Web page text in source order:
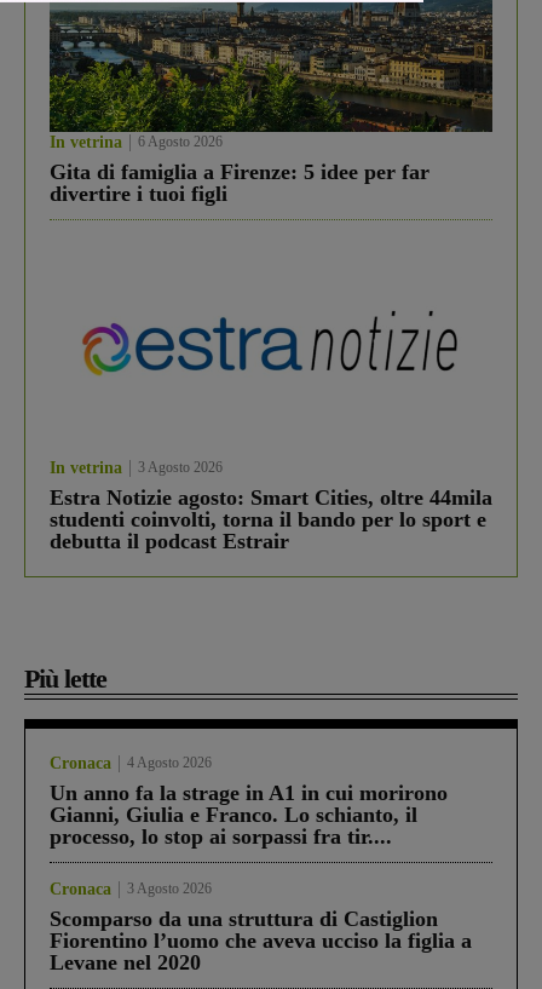
In vetrina 6 Agosto 2026
Gita di famiglia a Firenze: 5 idee per far
divertire i tuoi figli
In vetrina 3 Agosto 2026
Estra Notizie agosto: Smart Cities, oltre 44mila
studenti coinvolti, torna il bando per lo sport e
debutta il podcast Estrair
Più lette
Cronaca 4 Agosto 2026
Un anno fa la strage in A1 in cui morirono
Gianni, Giulia e Franco. Lo schianto, il
processo, lo stop ai sorpassi fra tir....
Cronaca 3 Agosto 2026
Scomparso da una struttura di Castiglion
Fiorentino l’uomo che aveva ucciso la figlia a
Levane nel 2020